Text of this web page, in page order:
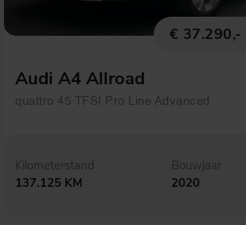
€ 37.290,-
Audi A4 Allroad
quattro 45 TFSI Pro Line Advanced
Kilometerstand
137.125 KM
Bouwjaar
2020